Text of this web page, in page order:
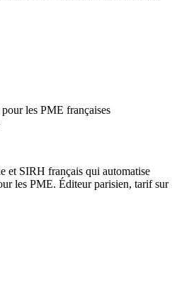
les PME françaises
et SIRH français qui automatise
les PME. Éditeur parisien, tarif sur